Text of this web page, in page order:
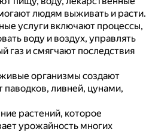
людям выживать и расти.
услуги включают процессы,
воду и воздух, управлять
газ и смягчают последствия
организмы создают
ливней, цунами,
растений, которое
урожайность многих